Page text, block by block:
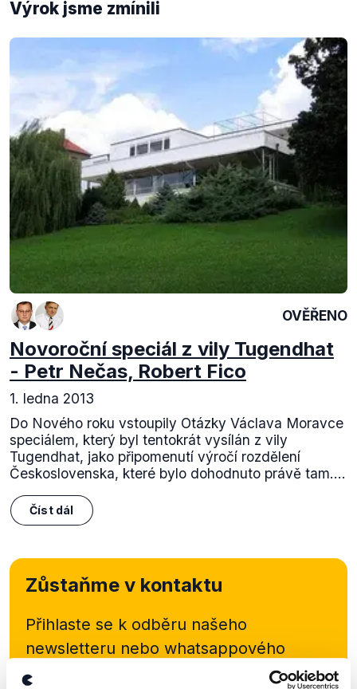
Výrok jsme zmínili
OVĚŘENO
Novoroční speciál z vily Tugendhat
- Petr Nečas, Robert Fico
1. ledna 2013
Do Nového roku vstoupily Otázky Václava Moravce
speciálem, který byl tentokrát vysílán z vily
Tugendhat, jako připomenutí výročí rozdělení
Československa, které bylo dohodnuto právě tam....
Číst dál
Zůstaňme v kontaktu
Přihlaste se k odběru našeho
newsletteru nebo whatsappového
kanálu, kde pravidelně přinášíme